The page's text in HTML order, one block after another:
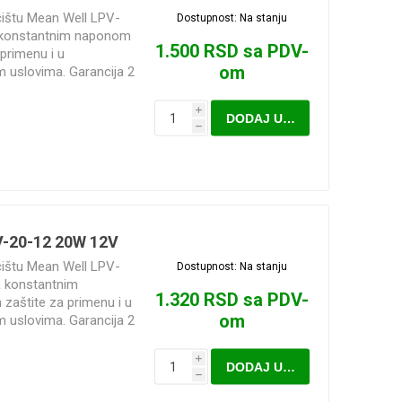
NEMA 42
Profilisane šine i kolica
Minijaturne profilisane
šine i kolica
Vođice
kućištem SC SCS
sa šrafom
Mean Well LPV-
naponom
i u
uslovima. Garancija 2
Dostupnost:Na stanju
1.500 RSD sa PDV-
om
i
h
DODAJ U KORPU
20-12 20W 12V
Mean Well LPV-
konstantnim
za primenu i u
uslovima. Garancija 2
Dostupnost:Na stanju
1.320 RSD sa PDV-
om
i
h
DODAJ U KORPU